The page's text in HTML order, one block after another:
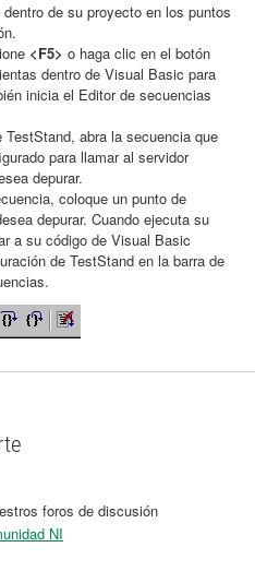
de su proyecto en los puntos
<F5> o haga clic en el botón
dentro de Visual Basic para
inicia el Editor de secuencias
abra la secuencia que
para llamar al servidor
depurar.
coloque un punto de
depurar. Cuando ejecuta su
a su código de Visual Basic
de TestStand en la barra de
foros de discusión
NI